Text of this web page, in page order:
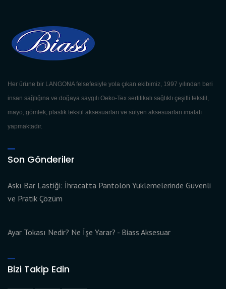
Her ürüne bir LANGONA felsefesiyle yola çıkan ekibimiz, 1997 yılından beri
insan sağlığına ve doğaya saygılı Oeko-Tex sertifikalı sağlıklı çeşitli tekstil,
mayo, gömlek, plastik tekstil aksesuarları ve sütyen aksesuarları imalatı
yapmaktadır.
Son Gönderiler
Askı Bar Lastiği: İhracatta Pantolon Yüklemelerinde Güvenli
ve Pratik Çözüm
Ayar Tokası Nedir? Ne İşe Yarar? - Biass Aksesuar
Bizi Takip Edin